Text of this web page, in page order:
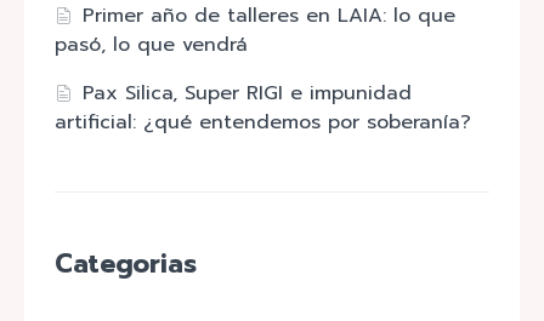
Primer año de talleres en LAIA: lo que
pasó, lo que vendrá
Pax Silica, Super RIGI e impunidad
artificial: ¿qué entendemos por soberanía?
Categorias